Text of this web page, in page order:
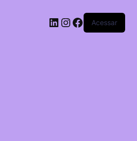
Acessar